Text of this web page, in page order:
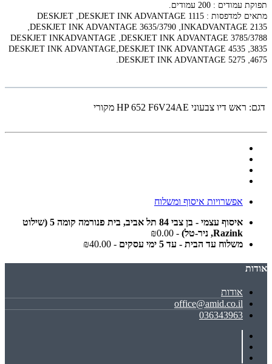
תפוקת עמודים : 200 עמודים.
מתאים למדפסות : ‏ DESKJET INK ADVANTAGE 1115
,
DESKJET
INKADVANTAGE 2135
,
DESKJET INK ADVANTAGE 3635/3790
,
DESKJET INK ADVANTAGE 3785/3788
,
DESKJET INKADVANTAGE
3835
,
DESKJET INK ADVANTAGE 4535
,
DESKJET INK ADVANTAGE
4675
,
DESKJET INK ADVANTAGE 5275
.
דגם: ‏ראש דיו צבעוני HP 652 F6V24AE מקורי
אפשרויות איסוף ומשלוח
איסוף עצמי - בן צבי 84 תל אביב, בית פנורמה קומה 5 (שילוט
Razink, ניר-טל)
- ₪0.00
משלוח עד הבית - עד 5 ימי עסקים
- ₪40.00
אודות
אודות
office@amid.co.il
036343963